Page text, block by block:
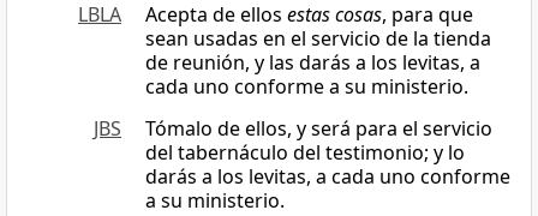
LBLA Acepta de ellos estas cosas, para que
sean usadas en el servicio de la tienda
de reunión, y las darás a los levitas, a
cada uno conforme a su ministerio.
JBS
Tómalo de ellos, y será para el servicio
del tabernáculo del testimonio; y lo
darás a los levitas, a cada uno conforme
a su ministerio.